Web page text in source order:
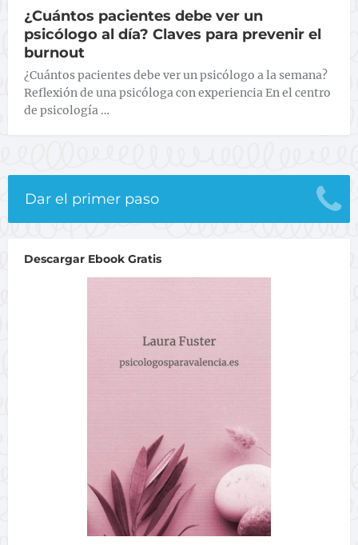
¿Cuántos pacientes debe ver un
psicólogo al día? Claves para prevenir el
burnout
¿Cuántos pacientes debe ver un psicólogo a la semana?
Reflexión de una psicóloga con experiencia En el centro
de psicología …
Dar el primer paso
Descargar Ebook Gratis